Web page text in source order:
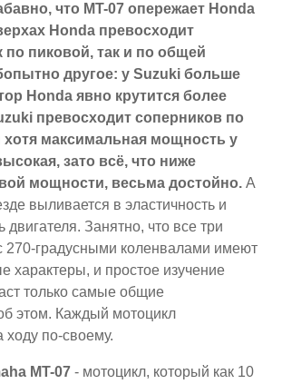
что MT-07 опережает Honda
Honda превосходит
по пиковой, так и по общей
другое: у Suzuki больше
Honda явно крутится более
превосходит соперников по
хотя максимальная мощность у
зато всё, что ниже
мощности, весьма достойно. А
выливается в эластичность и
двигателя. Занятно, что все три
270-градусными коленвалами имеют
характеры, и простое изучение
только самые общие
этом. Каждый мотоцикл
ходу по-своему.
MT-07 - мотоцикл, который как 10